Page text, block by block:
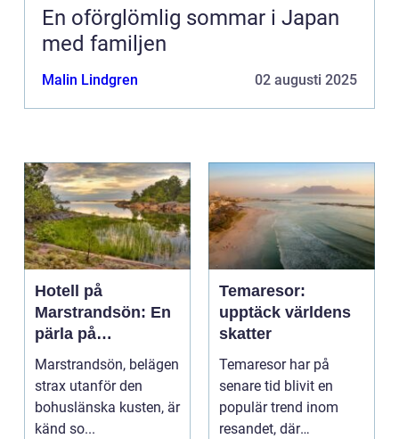
En oförglömlig sommar i Japan
med familjen
Malin Lindgren 02 augusti 2025
Hotell på
Marstrandsön: En
pärla på
västkusten
Marstrandsön, belägen
strax utanför den
bohuslänska kusten, är
känd so...
Temaresor:
upptäck världens
skatter
Temaresor har på
senare tid blivit en
populär trend inom
resandet, där